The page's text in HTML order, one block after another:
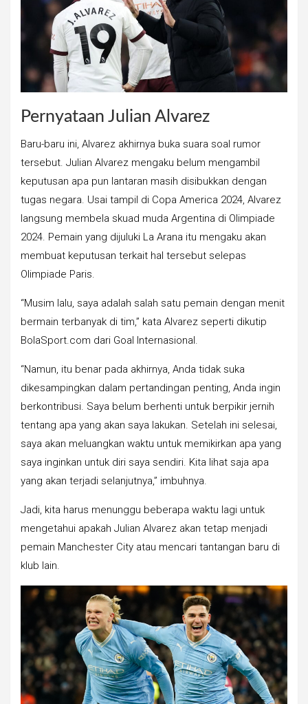
Pernyataan Julian Alvarez
Baru-baru ini, Alvarez akhirnya buka suara soal rumor
tersebut. Julian Alvarez mengaku belum mengambil
keputusan apa pun lantaran masih disibukkan dengan
tugas negara. Usai tampil di Copa America 2024, Alvarez
langsung membela skuad muda Argentina di Olimpiade
2024. Pemain yang dijuluki La Arana itu mengaku akan
membuat keputusan terkait hal tersebut selepas
Olimpiade Paris.
“Musim lalu, saya adalah salah satu pemain dengan menit
bermain terbanyak di tim,” kata Alvarez seperti dikutip
BolaSport.com dari Goal Internasional.
“Namun, itu benar pada akhirnya, Anda tidak suka
dikesampingkan dalam pertandingan penting, Anda ingin
berkontribusi. Saya belum berhenti untuk berpikir jernih
tentang apa yang akan saya lakukan. Setelah ini selesai,
saya akan meluangkan waktu untuk memikirkan apa yang
saya inginkan untuk diri saya sendiri. Kita lihat saja apa
yang akan terjadi selanjutnya,” imbuhnya.
Jadi, kita harus menunggu beberapa waktu lagi untuk
mengetahui apakah Julian Alvarez akan tetap menjadi
pemain Manchester City atau mencari tantangan baru di
klub lain.